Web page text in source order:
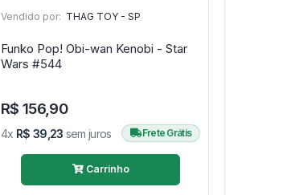
Vendido por: THAG TOY - SP
Funko Pop! Obi-wan Kenobi - Star
Wars #544
R$ 156,90
4x R$ 39,23 sem juros Frete Grátis
Carrinho